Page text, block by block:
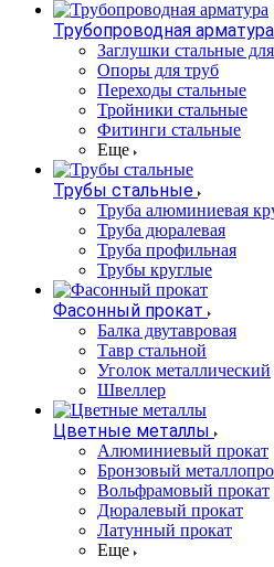
Трубопроводная арматура
Заглушки стальные
Опоры для труб
Переходы стальные
Тройники стальные
Фитинги стальные
Еще
Трубы стальные
Труба алюминиевая
Труба дюралевая
Труба профильная
Трубы круглые
Фасонный прокат
Балка двутавровая
Тавр стальной
Уголок металлический
Швеллер
Цветные металлы
Алюминиевый прокат
Бронзовый
Вольфрамовый прокат
Дюралевый прокат
Латунный прокат
Еще